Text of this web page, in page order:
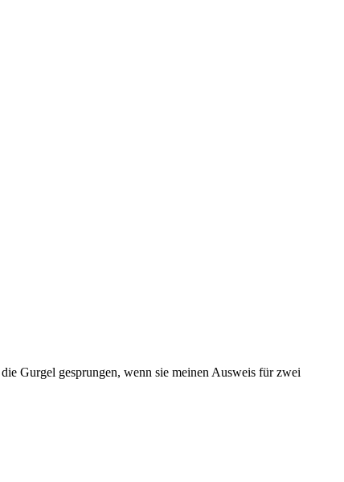
Gurgel gesprungen, wenn sie meinen Ausweis für zwei